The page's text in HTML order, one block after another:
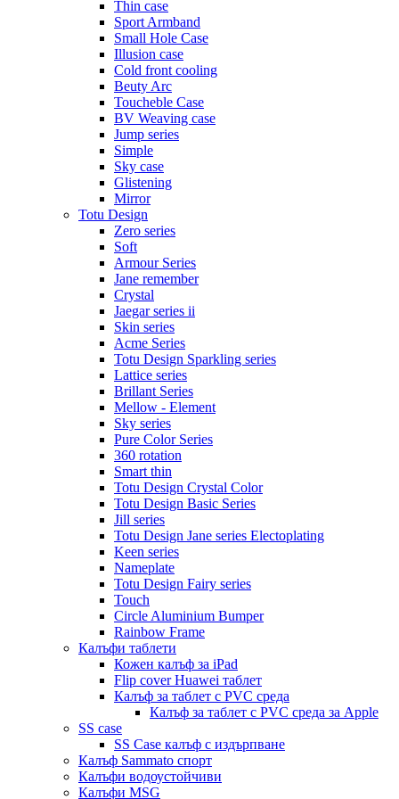
Thin case
Sport Armband
Small Hole Case
Illusion case
Cold front cooling
Beuty Arc
Toucheble Case
BV Weaving case
Jump series
Simple
Sky case
Glistening
Mirror
Totu Design
Zero series
Soft
Armour Series
Jane remember
Crystal
Jaegar series ii
Skin series
Acme Series
Totu Design Sparkling series
Lattice series
Brillant Series
Mellow - Element
Sky series
Pure Color Series
360 rotation
Smart thin
Totu Design Crystal Color
Totu Design Basic Series
Jill series
Totu Design Jane series Electoplating
Keen series
Nameplate
Totu Design Fairy series
Touch
Circle Aluminium Bumper
Rainbow Frame
Калъфи таблети
Кожен калъф за iPad
Flip cover Huawei таблет
Калъф за таблет с PVC среда
Калъф за таблет с PVC среда за Apple
SS case
SS Case калъф с издърпване
Калъф Sammato спорт
Калъфи водоустойчиви
Калъфи MSG